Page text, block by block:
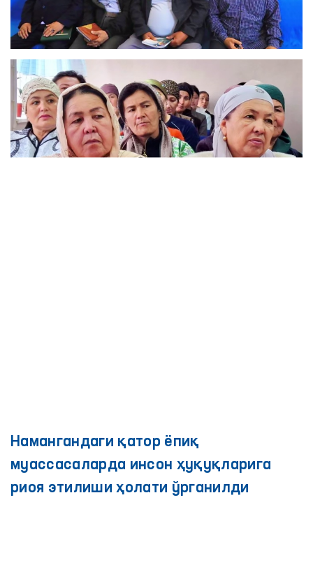
Намангандаги қатор ёпиқ
муассасаларда инсон ҳуқуқларига
риоя этилиши ҳолати ўрганилди